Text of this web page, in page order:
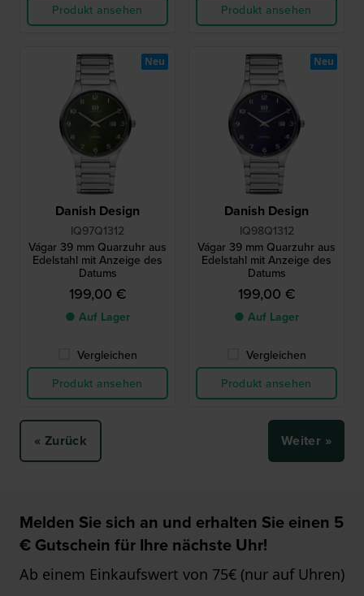
Produkt ansehen
Produkt ansehen
Danish Design
IQ97Q1312
Vágar 39 mm Quarzuhr aus
Edelstahl mit Anzeige des
Datums
199,00 €
● Auf Lager
Vergleichen
Produkt ansehen
Neu
Danish Design
IQ98Q1312
Vágar 39 mm Quarzuhr aus
Edelstahl mit Anzeige des
Datums
199,00 €
● Auf Lager
Vergleichen
Produkt ansehen
Neu
« Zurück Weiter »
Melden Sie sich an und erhalten Sie einen 5
€ Gutschein für Ihre nächste Uhr!
Ab einem Einkaufswert von 75€ (nur auf Uhren)